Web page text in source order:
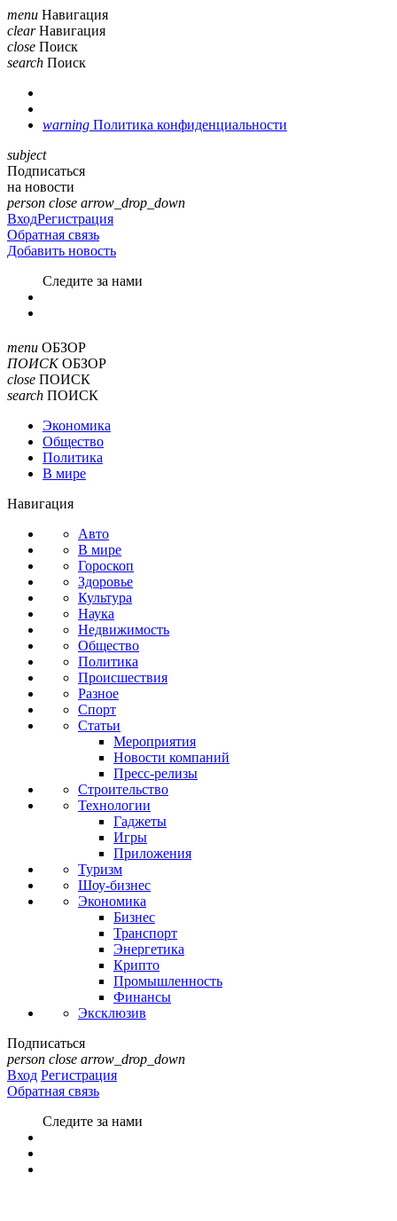
menu Навигация
clear Навигация
close Поиск
search Поиск
warning Политика конфиденциальности
subject
Подписаться
на новости
person close arrow_drop_down
ВходРегистрация
Обратная связь
Добавить новость
Cледите за нами
menu ОБЗОР
ПОИСК ОБЗОР
close ПОИСК
search ПОИСК
Экономика
Общество
Политика
В мире
Навигация
Авто
В мире
Гороскоп
Здоровье
Культура
Наука
Недвижимость
Общество
Политика
Происшествия
Разное
Спорт
Статьи
Мероприятия
Новости компаний
Пресс-релизы
Строительство
Технологии
Гаджеты
Игры
Приложения
Туризм
Шоу-бизнес
Экономика
Бизнес
Транспорт
Энергетика
Крипто
Промышленность
Финансы
Эксклюзив
Подписаться
person close arrow_drop_down
Вход Регистрация
Обратная связь
Следите за нами